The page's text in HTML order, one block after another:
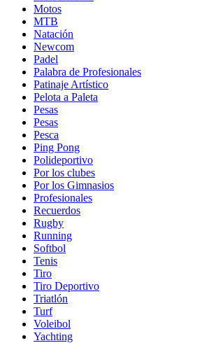
Motos
MTB
Natación
Newcom
Padel
Palabra de Profesionales
Patinaje Artístico
Pelota a Paleta
Pesas
Pesas
Pesca
Ping Pong
Polideportivo
Por los clubes
Por los Gimnasios
Profesionales
Recuerdos
Rugby
Running
Softbol
Tenis
Tiro
Tiro Deportivo
Triatlón
Turf
Voleibol
Yachting